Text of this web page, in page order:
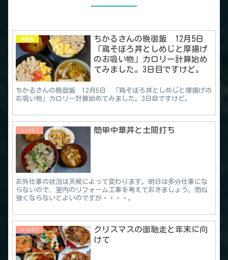
晩御飯
ちかるさんの晩御飯 12月5日
「鶏そぼろ丼としめじと厚揚げ
のお吸い物」カロリー計算始め
てみました。3日目ですけど。
ちかるさんの晩御飯 12月5日 「鶏そぼろ丼としめじと厚揚げの
お吸い物」カロリー計算始めてみました。3日目ですけど。
シンパパ 簡単中華丼と土間打ち
お外仕事の状況は天候によって変わります。明日は多分仕事にな
らないので、室内のリフォーム工事を考えておきましょう。雨ね
強くならないとよいのですが・・・・。
シンパパ
クリスマスの御馳走と年末に向
けて